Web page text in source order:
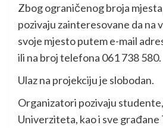
Zbog ograničenog broja
pozivaju zainteresovane da na
svoje mjesto putem e-mail
ili na broj telefona 061 738 580.
Ulaz na projekciju je slobodan.
Organizatori pozivaju
Univerziteta, kao i sve građane